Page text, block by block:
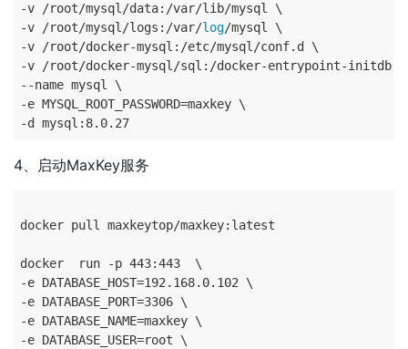
-v /root/mysql/data:/var/lib/mysql \
-v /root/mysql/logs:/var/log/mysql \
-v /root/docker-mysql:/etc/mysql/conf.d \
-v /root/docker-mysql/sql:/docker-entrypoint-
--name mysql \
-e MYSQL_ROOT_PASSWORD=maxkey \
4、启动MaxKey服务
docker pull maxkeytop/maxkey:latest
docker 	run -p 443:443  \
-e DATABASE_HOST=192.168.0.102 \
-e DATABASE_PORT=3306 \
-e DATABASE_NAME=maxkey \
-e DATABASE_USER=root \